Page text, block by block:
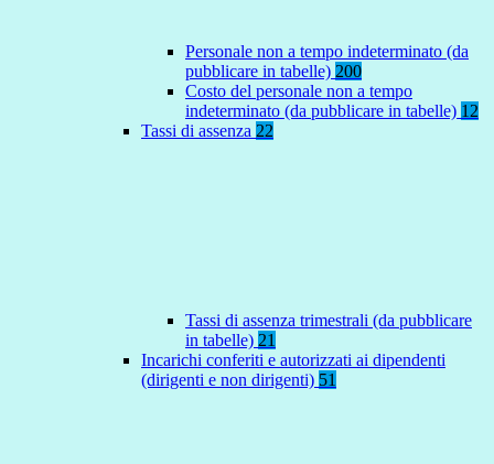
Personale non a tempo indeterminato (da
pubblicare in tabelle) 200
Costo del personale non a tempo
indeterminato (da pubblicare in tabelle) 12
Tassi di assenza 22
Tassi di assenza trimestrali (da pubblicare
in tabelle) 21
Incarichi conferiti e autorizzati ai dipendenti
(dirigenti e non dirigenti) 51